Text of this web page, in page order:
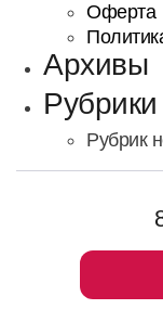
Оферта
Архивы
Рубрики
Рубрик